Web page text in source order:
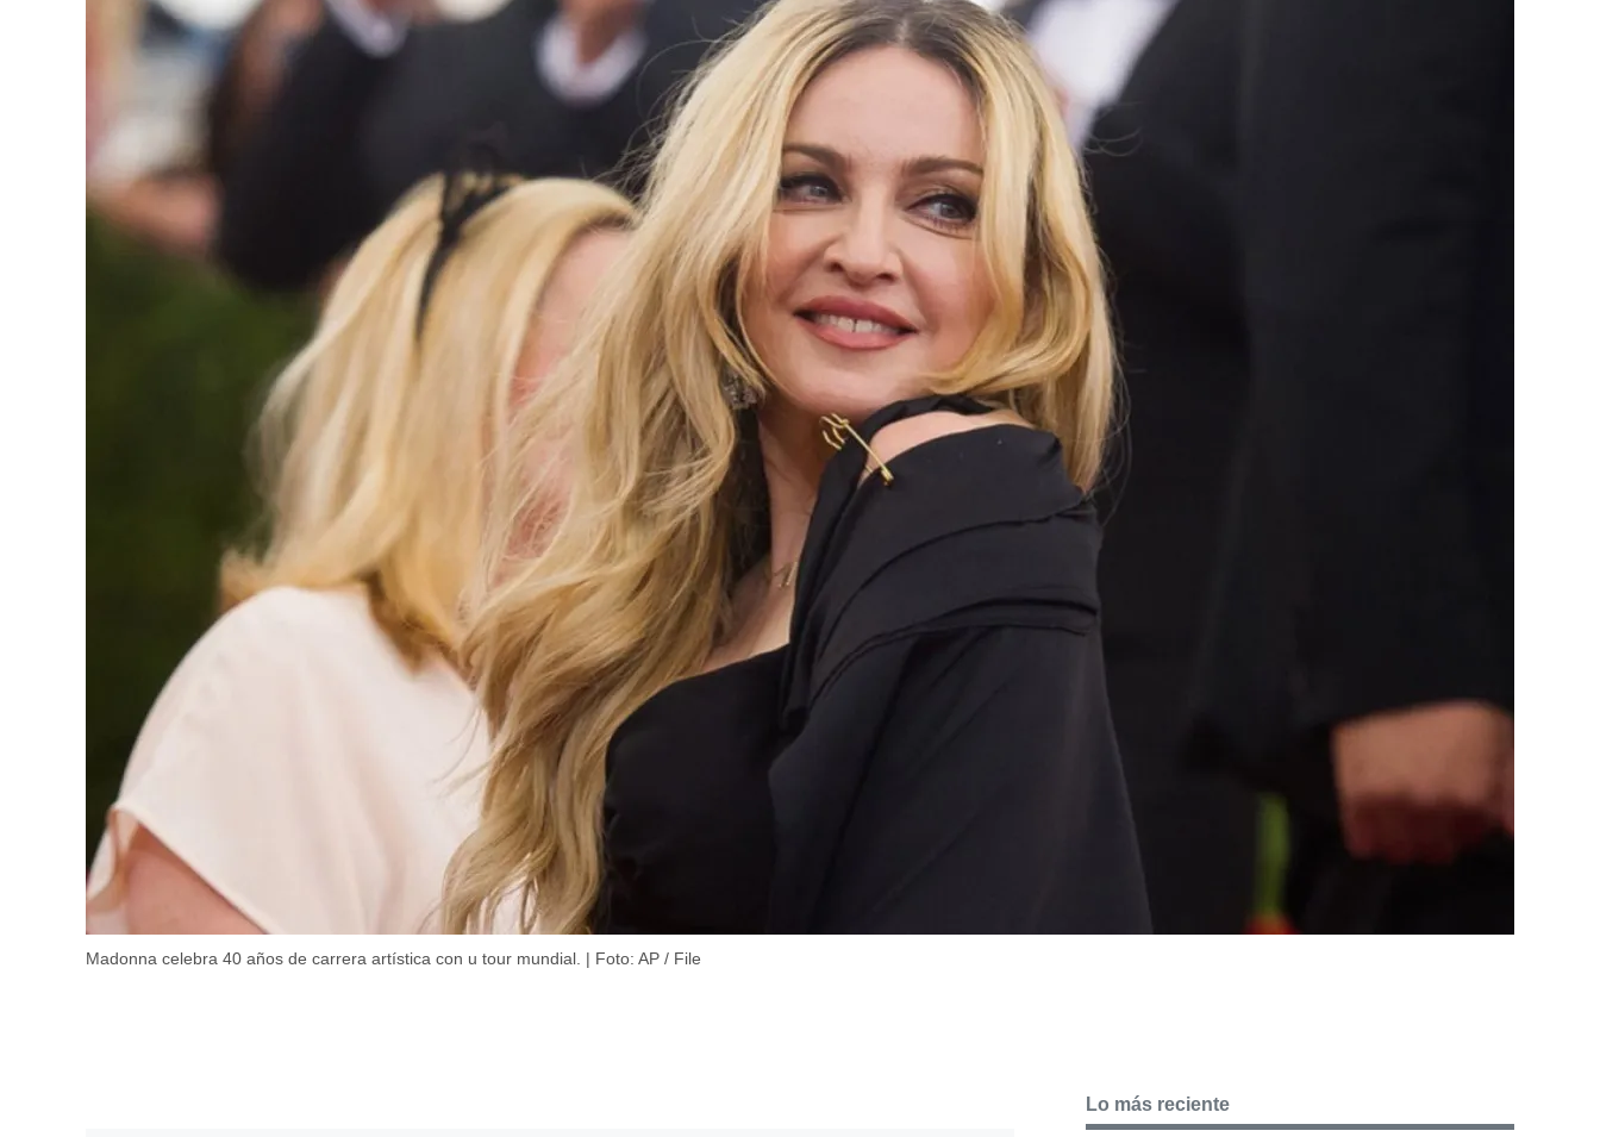
Madonna celebra 40 años de carrera artística con u tour mundial. | Foto: AP / File
Lo más reciente